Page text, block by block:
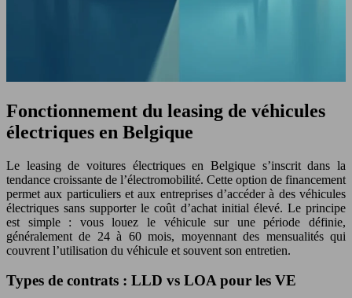
Fonctionnement du leasing de véhicules
électriques en Belgique
Le leasing de voitures électriques en Belgique s’inscrit dans la
tendance croissante de l’électromobilité. Cette option de financement
permet aux particuliers et aux entreprises d’accéder à des véhicules
électriques sans supporter le coût d’achat initial élevé. Le principe
est simple : vous louez le véhicule sur une période définie,
généralement de 24 à 60 mois, moyennant des mensualités qui
couvrent l’utilisation du véhicule et souvent son entretien.
Types de contrats : LLD vs LOA pour les VE